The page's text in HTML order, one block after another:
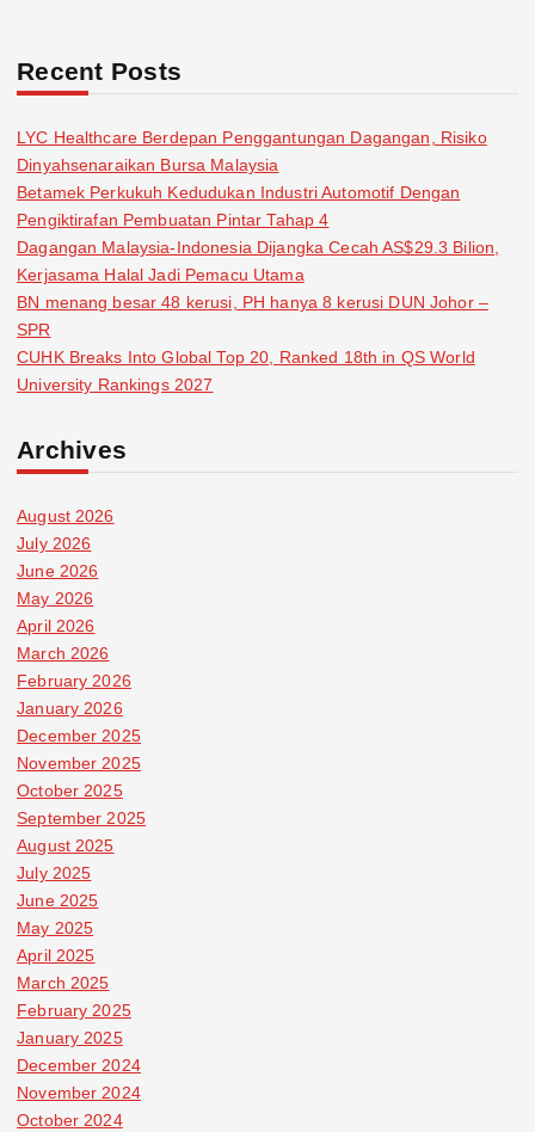
Recent Posts
LYC Healthcare Berdepan Penggantungan Dagangan, Risiko
Dinyahsenaraikan Bursa Malaysia
Betamek Perkukuh Kedudukan Industri Automotif Dengan
Pengiktirafan Pembuatan Pintar Tahap 4
Dagangan Malaysia-Indonesia Dijangka Cecah AS$29.3 Bilion,
Kerjasama Halal Jadi Pemacu Utama
BN menang besar 48 kerusi, PH hanya 8 kerusi DUN Johor –
SPR
CUHK Breaks Into Global Top 20, Ranked 18th in QS World
University Rankings 2027
Archives
August 2026
July 2026
June 2026
May 2026
April 2026
March 2026
February 2026
January 2026
December 2025
November 2025
October 2025
September 2025
August 2025
July 2025
June 2025
May 2025
April 2025
March 2025
February 2025
January 2025
December 2024
November 2024
October 2024